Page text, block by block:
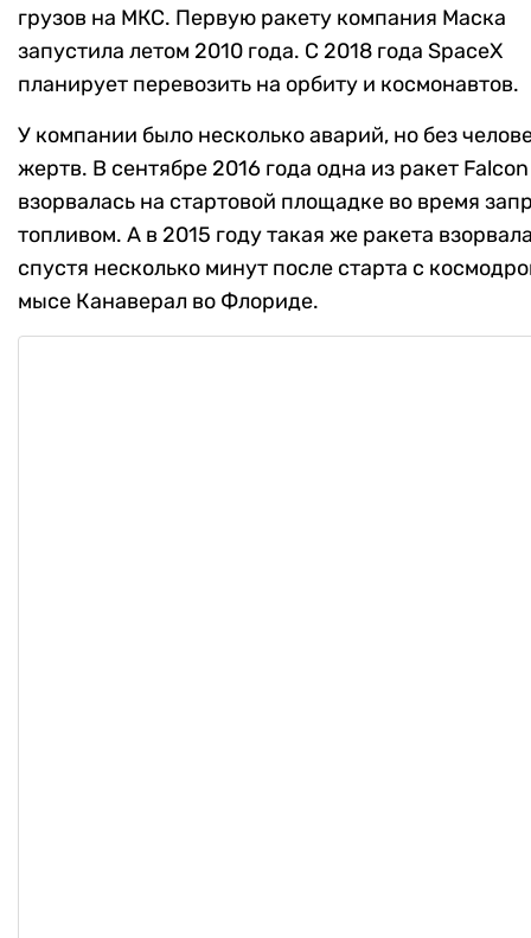
грузов на МКС. Первую ракету компания Маска
запустила летом 2010 года. С 2018 года SpaceX
планирует перевозить на орбиту и космонавтов.
У компании было несколько аварий, но без
жертв. В сентябре 2016 года одна из ракет
взорвалась на стартовой площадке во время
топливом. А в 2015 году такая же ракета
спустя несколько минут после старта с
мысе Канаверал во Флориде.